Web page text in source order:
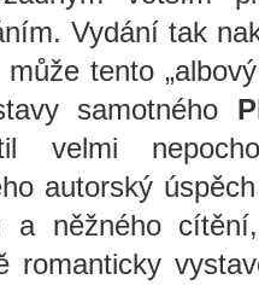
Vydání tak
tento
samotného
velmi
autorský
a něžného
romanticky